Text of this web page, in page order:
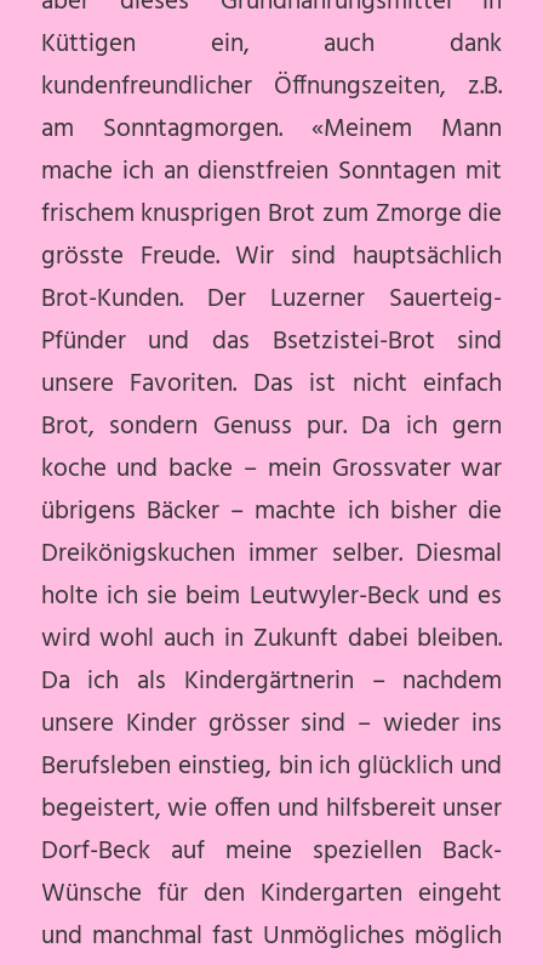
Küttigen ein, auch dank
kundenfreundlicher Öffnungszeiten, z.B.
am Sonntagmorgen. «Meinem Mann
mache ich an dienstfreien Sonntagen mit
frischem knusprigen Brot zum Zmorge die
grösste Freude. Wir sind hauptsächlich
Brot-Kunden. Der Luzerner Sauerteig-
Pfünder und das Bsetzistei-Brot sind
unsere Favoriten. Das ist nicht einfach
Brot, sondern Genuss pur. Da ich gern
koche und backe – mein Grossvater war
übrigens Bäcker – machte ich bisher die
Dreikönigskuchen immer selber. Diesmal
holte ich sie beim Leutwyler-Beck und es
wird wohl auch in Zukunft dabei bleiben.
Da ich als Kindergärtnerin – nachdem
unsere Kinder grösser sind – wieder ins
Berufsleben einstieg, bin ich glücklich und
begeistert, wie offen und hilfsbereit unser
Dorf-Beck auf meine speziellen Back-
Wünsche für den Kindergarten eingeht
und manchmal fast Unmögliches möglich